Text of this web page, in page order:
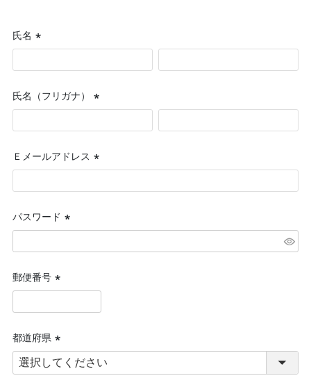
氏名
(必
須)
氏名（フリガナ）
(必
須)
Ｅメールアドレス
(必
須)
パスワード
(必
須)
郵便番号
(必
須)
都道府県
(必
須)